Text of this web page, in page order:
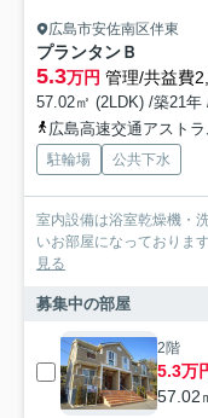
広島市安佐南区伴東
プランタンＢ
5.3万円 管理/共益費
57.02㎡ (2LDK) /築21年
広島高速交通アスト
駐輪場 公共下水
室内設備は浴室乾燥機・
いお部屋になっておりま
見る
募集中の部屋
2階
5.3万
57.02